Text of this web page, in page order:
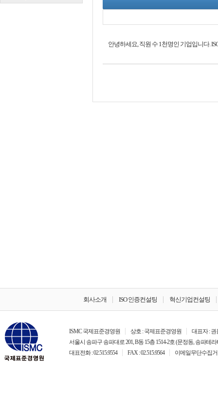
안녕하세요, 직원 수 1천명인 기업입니다.
회사소개 ISO 인증컨설팅 혁신기업컨설팅
ISMC 국제표준경영원 상호 : 국제표준경영원
대표자 : 권
서울시 송파구 송파대로 201, B동 15층 1514-2호 (문정동, 송파테라
대표전화 : 02.515.9554
FAX : 02.515.9564 이메일무단수집